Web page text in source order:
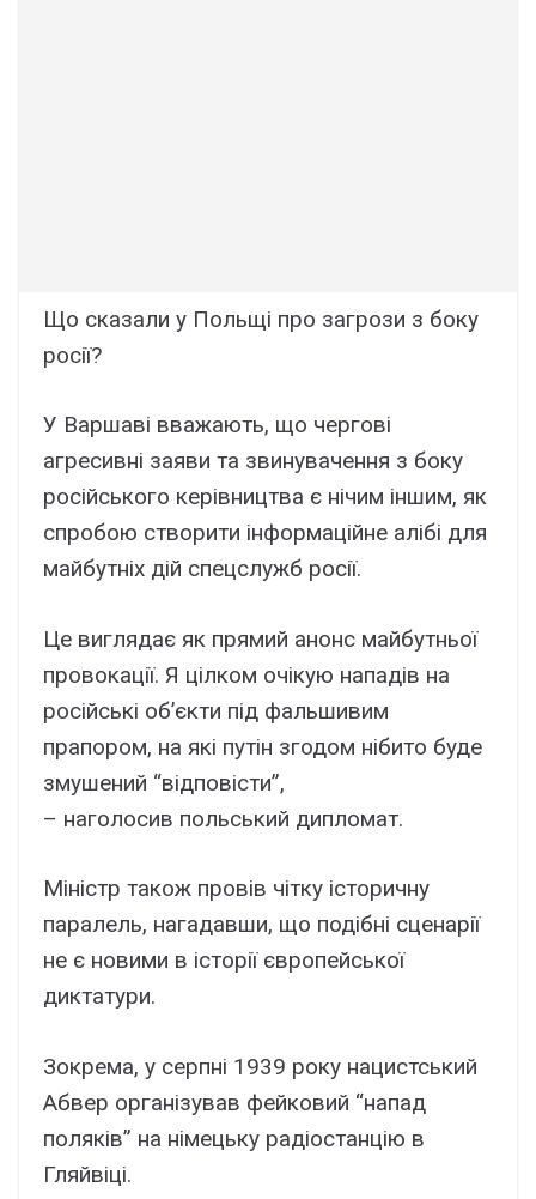
Що сказали у Польщі про загрози з боку
росії?
У Варшаві вважають, що чергові
агресивні заяви та звинувачення з боку
російського керівництва є нічим іншим, як
спробою створити інформаційне алібі для
майбутніх дій спецслужб росії.
Це виглядає як прямий анонс майбутньої
провокації. Я цілком очікую нападів на
російські об’єкти під фальшивим
прапором, на які путін згодом нібито буде
змушений “відповісти”,
– наголосив польський дипломат.
Міністр також провів чітку історичну
паралель, нагадавши, що подібні сценарії
не є новими в історії європейської
диктатури.
Зокрема, у серпні 1939 року нацистський
Абвер організував фейковий “напад
поляків” на німецьку радіостанцію в
Гляйвіці.